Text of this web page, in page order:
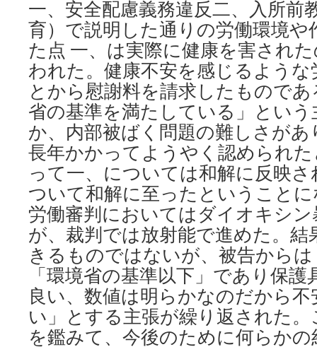
一、安全配慮義務違反二、入所前
育）で説明した通りの労働環境
た点 一、は実際に健康を害され
われた。健康不安を感じるよう
とから慰謝料を請求したもので
省の基準を満たしている」とい
か、内部被ばく問題の難しさが
長年かかってようやく認められ
って一、については和解に反映
ついて和解に至ったということ
労働審判においてはダイオキシ
が、裁判では放射能で進めた。
きるものではないが、被告から
「環境省の基準以下」であり保
良い、数値は明らかなのだから
い」とする主張が繰り返された
を鑑みて、今後のために何らか